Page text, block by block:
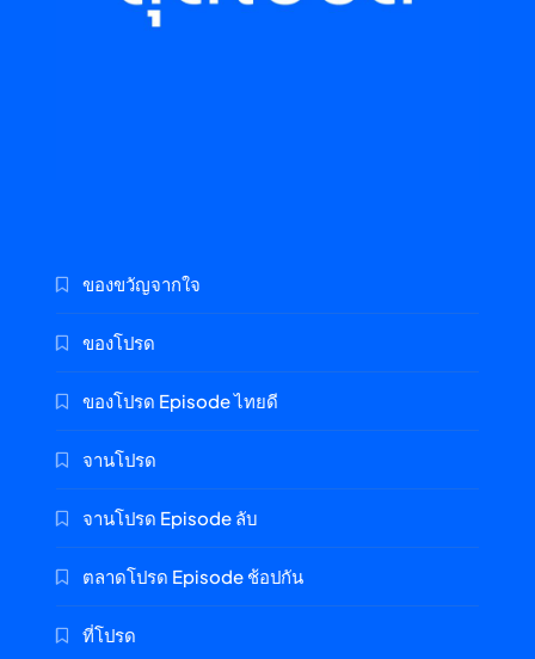
ของขวัญจากใจ
ของโปรด
ของโปรด Episode ไทยดี
จานโปรด
จานโปรด Episode ลับ
ตลาดโปรด Episode ช้อปกัน
ที่โปรด